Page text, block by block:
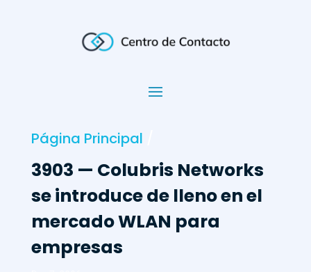
Página Principal
3903 — Colubris Networks
se introduce de lleno en el
mercado WLAN para
empresas